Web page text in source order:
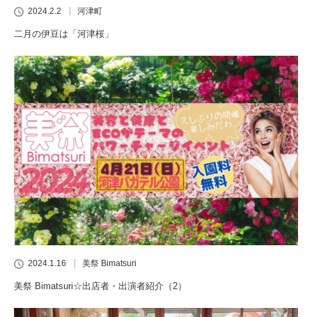
2024.2.2 河津町
二月の伊豆は「河津桜」
2024.1.16 美祭 Bimatsuri
美祭 Bimatsuri☆出店者・出演者紹介（2）